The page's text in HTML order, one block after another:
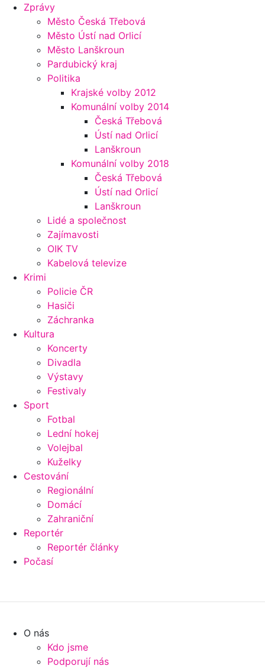
Zprávy
Město Česká Třebová
Město Ústí nad Orlicí
Město Lanškroun
Pardubický kraj
Politika
Krajské volby 2012
Komunální volby 2014
Česká Třebová
Ústí nad Orlicí
Lanškroun
Komunální volby 2018
Česká Třebová
Ústí nad Orlicí
Lanškroun
Lidé a společnost
Zajímavosti
OIK TV
Kabelová televize
Krimi
Policie ČR
Hasiči
Záchranka
Kultura
Koncerty
Divadla
Výstavy
Festivaly
Sport
Fotbal
Lední hokej
Volejbal
Kuželky
Cestování
Regionální
Domácí
Zahraniční
Reportér
Reportér články
Počasí
O nás
Kdo jsme
Podporují nás